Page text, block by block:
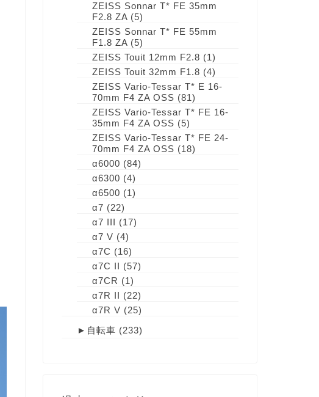
ZEISS Sonnar T* FE 35mm
F2.8 ZA(5)
ZEISS Sonnar T* FE 55mm
F1.8 ZA(5)
ZEISS Touit 12mm F2.8 (1)
ZEISS Touit 32mm F1.8 (4)
ZEISS Vario-Tessar T* E 16-
70mm F4 ZA OSS (81)
ZEISS Vario-Tessar T* FE 16-
35mm F4 ZA OSS (5)
ZEISS Vario-Tessar T* FE 24-
70mm F4 ZA OSS (18)
α6000 (84)
α6300 (4)
α6500 (1)
α7 (22)
α7 III (17)
α7 V (4)
α7C (16)
α7C II (57)
α7CR (1)
α7R II (22)
α7R V (25)
► 自転車 (233)